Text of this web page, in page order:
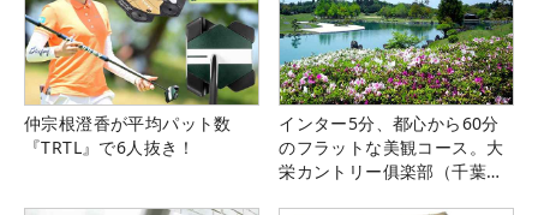
仲宗根澄香が平均パット数
『TRTL』で6人抜き！
インター5分、都心から60分
のフラットな美観コース。大
栄カントリー俱楽部（千葉